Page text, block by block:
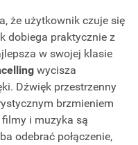
że użytkownik czuje się
dobiega praktycznie z
w swojej klasie
wycisza
Dźwięk przestrzenny
brzmieniem
i muzyka są
odebrać połączenie,